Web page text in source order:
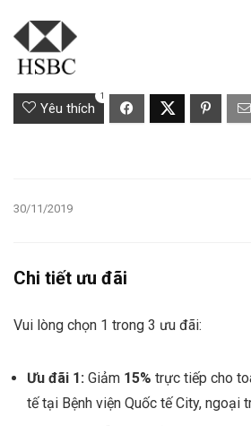
Yêu thích
1
30/11/2019
Chi tiết ưu đãi
Vui lòng chọn 1 trong 3 ưu đãi:
Ưu đãi 1: Giảm 15% trực tiếp cho
tế tại Bệnh viện Quốc tế City, ngoại